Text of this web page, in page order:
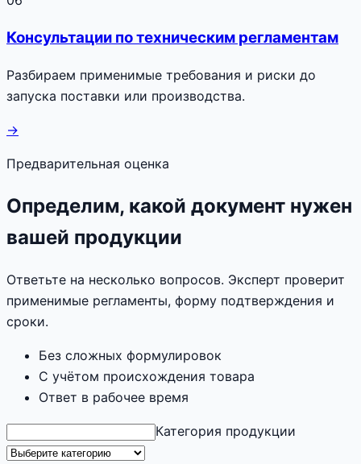
Консультации по техническим регламентам
Разбираем применимые требования и риски до
запуска поставки или производства.
→
Предварительная оценка
Определим, какой документ нужен
вашей продукции
Ответьте на несколько вопросов. Эксперт проверит
применимые регламенты, форму подтверждения и
сроки.
Без сложных формулировок
С учётом происхождения товара
Ответ в рабочее время
Категория продукции